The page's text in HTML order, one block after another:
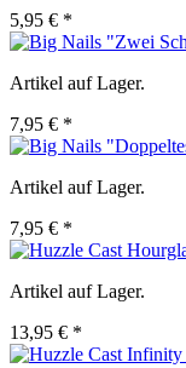
5,95 € *
Artikel auf Lager.
7,95 € *
Artikel auf Lager.
7,95 € *
Artikel auf Lager.
13,95 € *